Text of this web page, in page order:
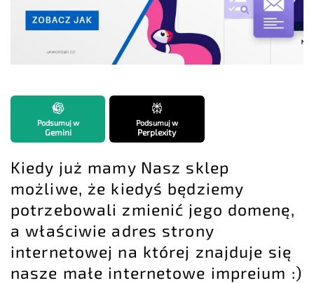
Podsumuj w
Gemini
Podsumuj w
Perplexity
Kiedy już mamy Nasz sklep
możliwe, że kiedyś będziemy
potrzebowali zmienić jego domenę,
a właściwie adres strony
internetowej na której znajduje się
nasze małe internetowe impreium :)